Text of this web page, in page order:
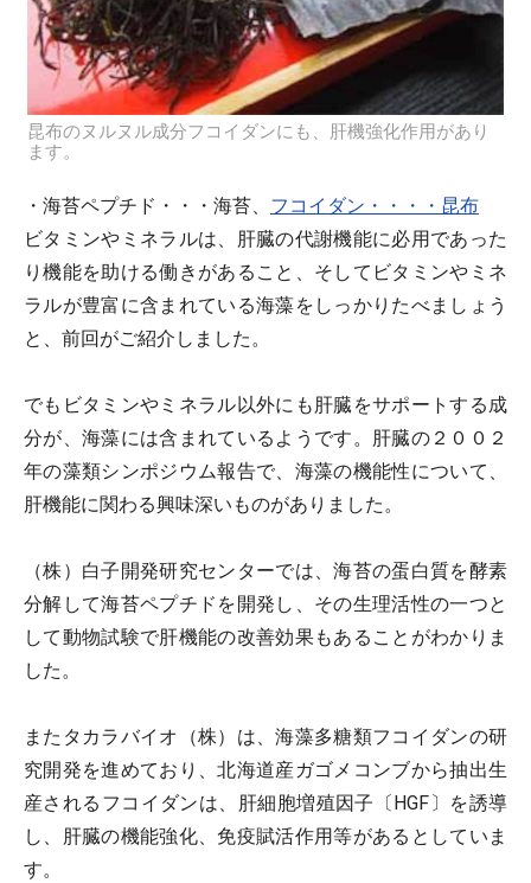
昆布のヌルヌル成分フコイダンにも、肝機強化作用があり
ます。
・海苔ペプチド・・・海苔、 フコイダン・・・・昆布
ビタミンやミネラルは、肝臓の代謝機能に必用であった
り機能を助ける働きがあること、そしてビタミンやミネ
ラルが豊富に含まれている海藻をしっかりたべましょう
と、前回がご紹介しました。
でもビタミンやミネラル以外にも肝臓をサポートする成
分が、海藻には含まれているようです。肝臓の２００２
年の藻類シンポジウム報告で、海藻の機能性について、
肝機能に関わる興味深いものがありました。
（株）白子開発研究センターでは、海苔の蛋白質を酵素
分解して海苔ペプチドを開発し、その生理活性の一つと
して動物試験で肝機能の改善効果もあることがわかりま
した。
またタカラバイオ（株）は、海藻多糖類フコイダンの研
究開発を進めており、北海道産ガゴメコンブから抽出生
産されるフコイダンは、肝細胞増殖因子〔HGF〕を誘導
し、肝臓の機能強化、免疫賦活作用等があるとしていま
す。